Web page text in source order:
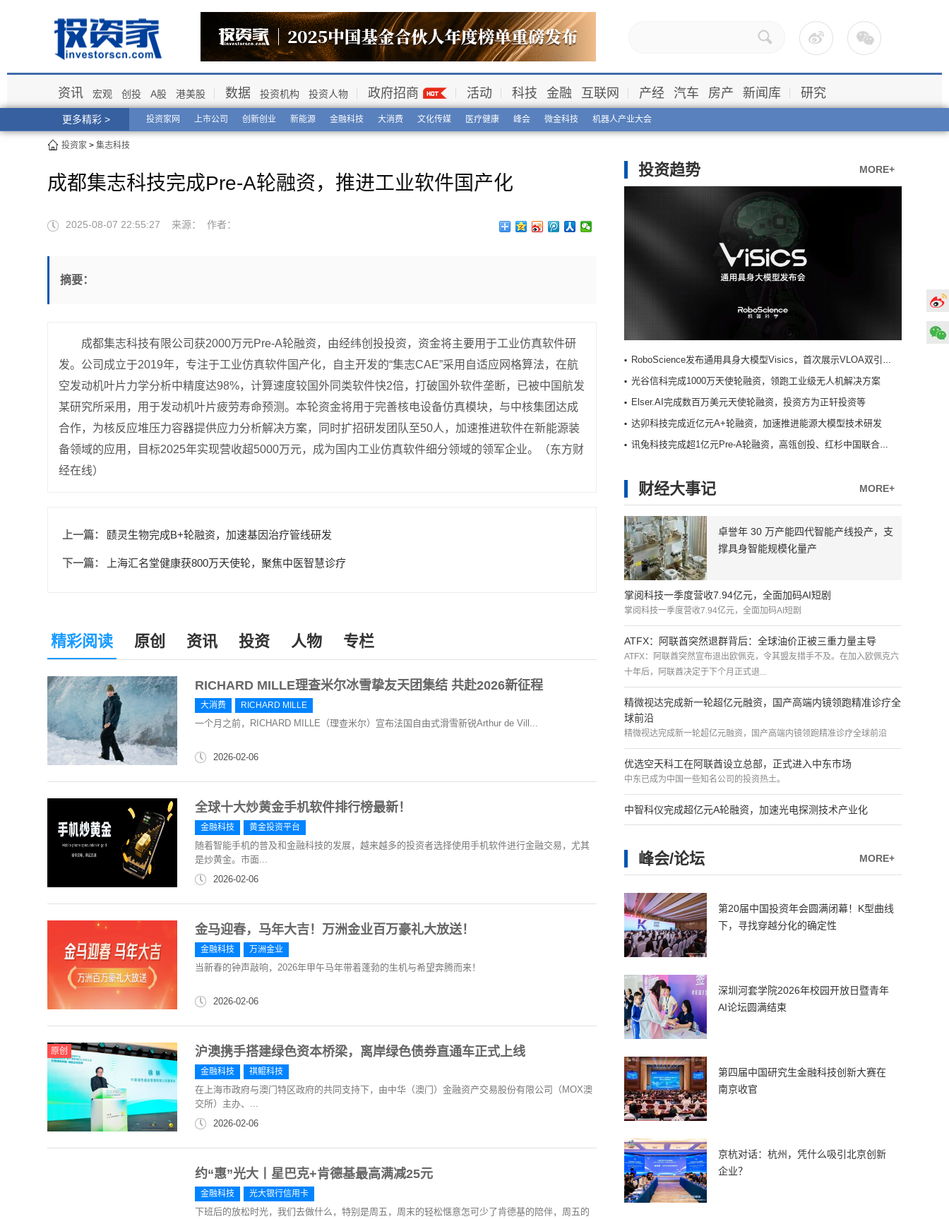
更多精彩 > 投资家网 上市公司 创新创业 新能源 金融科技 大消费 文化传媒 医疗健康 峰会 微金科技 机器人产业大会
资讯 宏观 创投 A股 港美股 数据 投资机构 投资人物 政府招商 活动 科技 金融 互联网 产经 汽车 房产 新闻库 研究
投资家 > 集志科技
成都集志科技完成Pre-A轮融资，推进工业软件国产化
2025-08-07 22:55:27 来源： 作者：
摘要：
成都集志科技有限公司获2000万元Pre-A轮融资，由经纬创投投资，资金将主要用于工业仿真软件研
发。公司成立于2019年，专注于工业仿真软件国产化，自主开发的“集志CAE”采用自适应网格算法，在航
空发动机叶片力学分析中精度达98%，计算速度较国外同类软件快2倍，打破国外软件垄断，已被中国航发
某研究所采用，用于发动机叶片疲劳寿命预测。本轮资金将用于完善核电设备仿真模块，与中核集团达成
合作，为核反应堆压力容器提供应力分析解决方案，同时扩招研发团队至50人，加速推进软件在新能源装
备领域的应用，目标2025年实现营收超5000万元，成为国内工业仿真软件细分领域的领军企业。（东方财
经在线）
上一篇： 赜灵生物完成B+轮融资，加速基因治疗管线研发
下一篇： 上海汇名堂健康获800万天使轮，聚焦中医智慧诊疗
精彩阅读 原创 资讯 投资 人物 专栏
RICHARD MILLE理查米尔冰雪挚友天团集结 共赴2026新征程
大消费 RICHARD MILLE
一个月之前，RICHARD MILLE（理查米尔）宣布法国自由式滑雪新锐Arthur de Vill...
2026-02-06
全球十大炒黄金手机软件排行榜最新！
金融科技 黄金投资平台
随着智能手机的普及和金融科技的发展，越来越多的投资者选择使用手机软件进行金融交易，尤其
是炒黄金。市面...
2026-02-06
金马迎春，马年大吉！万洲金业百万豪礼大放送！
金融科技 万洲金业
当新春的钟声敲响，2026年甲午马年带着蓬勃的生机与希望奔腾而来！
2026-02-06
原创 沪澳携手搭建绿色资本桥梁，离岸绿色债券直通车正式上线
金融科技 祺鲲科技
在上海市政府与澳门特区政府的共同支持下，由中华（澳门）金融资产交易股份有限公司（MOX澳
交所）主办、...
2026-02-06
约“惠”光大丨星巴克+肯德基最高满减25元
金融科技 光大银行信用卡
下班后的放松时光，我们去做什么，特别是周五，周末的轻松惬意怎可少了肯德基的陪伴，周五的
MORE+
投资趋势
RoboScience发布通用具身大模型Visics，首次展示VLOA双引擎架构
光谷信科完成1000万天使轮融资，领跑工业级无人机解决方案
Elser.AI完成数百万美元天使轮融资，投资方为正轩投资等
达卯科技完成近亿元A+轮融资，加速推进能源大模型技术研发
讯兔科技完成超1亿元Pre-A轮融资，高瓴创投、红杉中国联合领投
MORE+
财经大事记
卓誉年 30 万产能四代智能产线投产，支
撑具身智能规模化量产
掌阅科技一季度营收7.94亿元，全面加码AI短剧
掌阅科技一季度营收7.94亿元，全面加码AI短剧
ATFX：阿联酋突然退群背后：全球油价正被三重力量主导
ATFX：阿联酋突然宣布退出欧佩克，令其盟友措手不及。在加入欧佩克六
十年后，阿联酋决定于下个月正式退...
精微视达完成新一轮超亿元融资，国产高端内镜领跑精准诊疗全
球前沿
精微视达完成新一轮超亿元融资，国产高端内镜领跑精准诊疗全球前沿
优选空天科工在阿联酋设立总部，正式进入中东市场
中东已成为中国一些知名公司的投资热土。
中智科仪完成超亿元A轮融资，加速光电探测技术产业化
MORE+
峰会/论坛
第20届中国投资年会圆满闭幕！K型曲线
下，寻找穿越分化的确定性
深圳河套学院2026年校园开放日暨青年
AI论坛圆满结束
第四届中国研究生金融科技创新大赛在
南京收官
京杭对话：杭州，凭什么吸引北京创新
企业？